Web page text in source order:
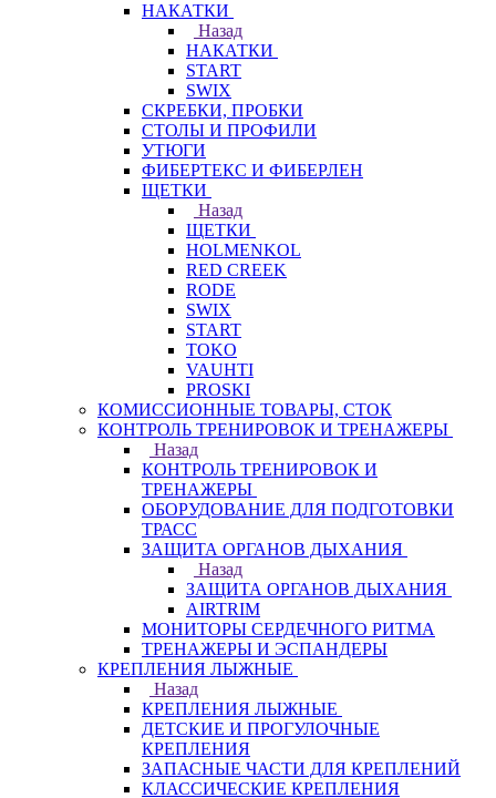
НАКАТКИ
Назад
НАКАТКИ
START
SWIX
СКРЕБКИ, ПРОБКИ
СТОЛЫ И ПРОФИЛИ
УТЮГИ
ФИБЕРТЕКС И ФИБЕРЛЕН
ЩЕТКИ
Назад
ЩЕТКИ
HOLMENKOL
RED CREEK
RODE
SWIX
START
TOKO
VAUHTI
PROSKI
КОМИССИОННЫЕ ТОВАРЫ, СТОК
КОНТРОЛЬ ТРЕНИРОВОК И ТРЕНАЖЕРЫ
Назад
КОНТРОЛЬ ТРЕНИРОВОК И
ТРЕНАЖЕРЫ
ОБОРУДОВАНИЕ ДЛЯ ПОДГОТОВКИ
ТРАСС
ЗАЩИТА ОРГАНОВ ДЫХАНИЯ
Назад
ЗАЩИТА ОРГАНОВ ДЫХАНИЯ
AIRTRIM
МОНИТОРЫ СЕРДЕЧНОГО РИТМА
ТРЕНАЖЕРЫ И ЭСПАНДЕРЫ
КРЕПЛЕНИЯ ЛЫЖНЫЕ
Назад
КРЕПЛЕНИЯ ЛЫЖНЫЕ
ДЕТСКИЕ И ПРОГУЛОЧНЫЕ
КРЕПЛЕНИЯ
ЗАПАСНЫЕ ЧАСТИ ДЛЯ КРЕПЛЕНИЙ
КЛАССИЧЕСКИЕ КРЕПЛЕНИЯ